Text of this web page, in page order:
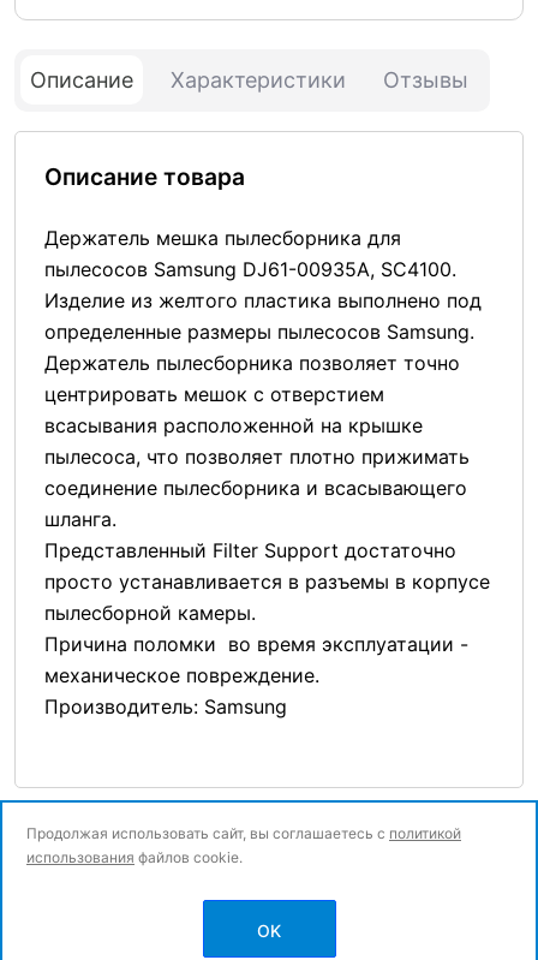
Описание Характеристики Отзывы
Описание товара
Держатель мешка пылесборника для
пылесосов Samsung DJ61-00935A, SC4100.
Изделие из желтого пластика выполнено под
определенные размеры пылесосов Samsung.
Держатель пылесборника позволяет точно
центрировать мешок с отверстием
всасывания расположенной на крышке
пылесоса, что позволяет плотно прижимать
соединение пылесборника и всасывающего
шланга.
Представленный Filter Support достаточно
просто устанавливается в разъемы в корпусе
пылесборной камеры.
Причина поломки во время эксплуатации -
механическое повреждение.
Производитель: Samsung
Политика конфиденциальности
Продолжая использовать сайт, вы соглашаетесь с политикой
использования файлов cookie.
OK